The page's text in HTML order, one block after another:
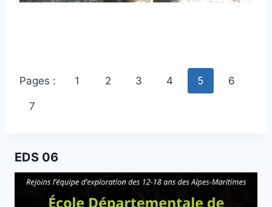
Pages : 1 2 3 4 5 6
7
EDS 06